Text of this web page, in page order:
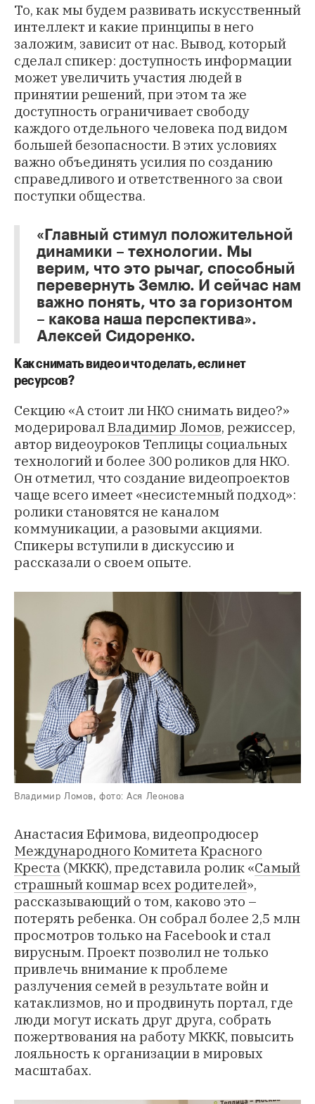
То, как мы будем развивать искусственный
интеллект и какие принципы в него
заложим, зависит от нас. Вывод, который
сделал спикер: доступность информации
может увеличить участия людей в
принятии решений, при этом та же
доступность ограничивает свободу
каждого отдельного человека под видом
большей безопасности. В этих условиях
важно объединять усилия по созданию
справедливого и ответственного за свои
поступки общества.
«Главный стимул положительной
динамики – технологии. Мы
верим, что это рычаг, способный
перевернуть Землю. И сейчас нам
важно понять, что за горизонтом
– какова наша перспектива».
Алексей Сидоренко.
Как снимать видео и что делать, если нет
ресурсов?
Секцию «А стоит ли НКО снимать видео?»
модерировалВладимир Ломов, режиссер,
автор видеоуроков Теплицы социальных
технологий и более 300 роликов для НКО.
Он отметил, что создание видеопроектов
чаще всего имеет «несистемный подход»:
ролики становятся не каналом
коммуникации, а разовыми акциями.
Спикеры вступили в дискуссию и
рассказали о своем опыте.
Владимир Ломов, фото: Ася Леонова
Анастасия Ефимова, видеопродюсер
Международного Комитета Красного
Креста (МККК), представила ролик «Самый
страшный кошмар всех родителей»,
рассказывающий о том, каково это –
потерять ребенка. Он собрал более 2,5 млн
просмотров только на Facebook и стал
вирусным. Проект позволил не только
привлечь внимание к проблеме
разлучения семей в результате войн и
катаклизмов, но и продвинуть портал, где
люди могут искать друг друга, собрать
пожертвования на работу МККК, повысить
лояльность к организации в мировых
масштабах.